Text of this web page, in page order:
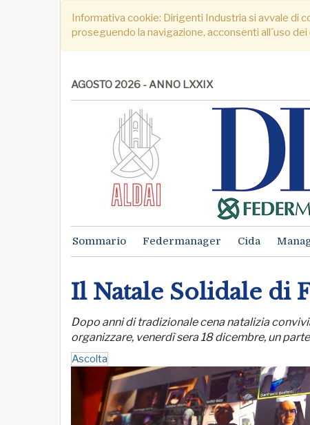
Informativa cookie: Dirigenti Industria si avvale di
proseguendo la navigazione, acconsenti all´uso dei
AGOSTO 2026 - ANNO LXXIX
Sommario Federmanager Cida
Il Natale Solidale di
Dopo anni di tradizionale cena natalizia
organizzare, venerdì sera 18 dicembre, un
Ascolta